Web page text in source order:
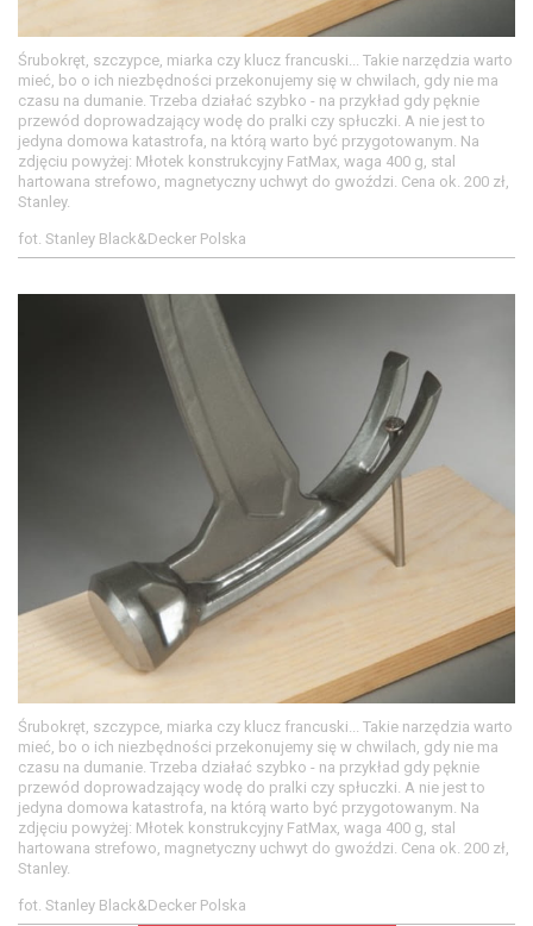
Śrubokręt, szczypce, miarka czy klucz francuski... Takie narzędzia warto
mieć, bo o ich niezbędności przekonujemy się w chwilach, gdy nie ma
czasu na dumanie. Trzeba działać szybko - na przykład gdy pęknie
przewód doprowadzający wodę do pralki czy spłuczki. A nie jest to
jedyna domowa katastrofa, na którą warto być przygotowanym. Na
zdjęciu powyżej: Młotek konstrukcyjny FatMax, waga 400 g, stal
hartowana strefowo, magnetyczny uchwyt do gwoździ. Cena ok. 200 zł,
Stanley.
fot. Stanley Black&Decker Polska
Śrubokręt, szczypce, miarka czy klucz francuski... Takie narzędzia warto
mieć, bo o ich niezbędności przekonujemy się w chwilach, gdy nie ma
czasu na dumanie. Trzeba działać szybko - na przykład gdy pęknie
przewód doprowadzający wodę do pralki czy spłuczki. A nie jest to
jedyna domowa katastrofa, na którą warto być przygotowanym. Na
zdjęciu powyżej: Młotek konstrukcyjny FatMax, waga 400 g, stal
hartowana strefowo, magnetyczny uchwyt do gwoździ. Cena ok. 200 zł,
Stanley.
fot. Stanley Black&Decker Polska